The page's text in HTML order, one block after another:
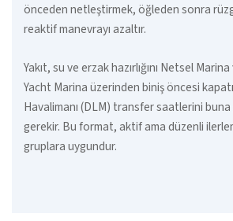
önceden netleştirmek, öğleden sonra
reaktif manevrayı azaltır.
Yakıt, su ve erzak hazırlığını Netsel
Yacht Marina üzerinden biniş öncesi
Havalimanı (DLM) transfer saatlerini
gerekir. Bu format, aktif ama düzenli
gruplara uygundur.